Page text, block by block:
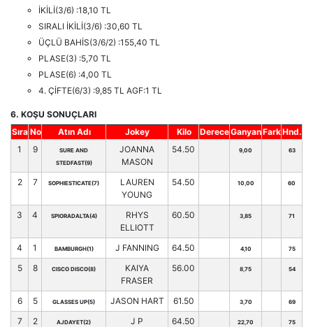
İKİLİ(3/6) :18,10 TL
SIRALI İKİLİ(3/6) :30,60 TL
ÜÇLÜ BAHİS(3/6/2) :155,40 TL
PLASE(3) :5,70 TL
PLASE(6) :4,00 TL
4. ÇİFTE(6/3) :9,85 TL AGF:1 TL
6. KOŞU SONUÇLARI
Sıra No Atın Adı Jokey Kilo DereceGanyanFarkHnd.
1
9
SURE AND
STEDFAST(9)
JOANNA
MASON
54.50 9,00 63
2 7 SOPHIESTICATE(7)
LAUREN
YOUNG
54.50 10,00 60
3 4 SPIORADALTA(4)
RHYS
ELLIOTT
60.50 3,85 71
4 1 BAMBURGH(1) J FANNING 64.50 4,10 75
5 8 CISCO DISCO(8)
KAIYA
FRASER
56.00 8,75 54
6 5 GLASSES UP(5) JASON HART 61.50 3,70 69
7 2 AJDAYET(2)
J P
64.50 22,70 75